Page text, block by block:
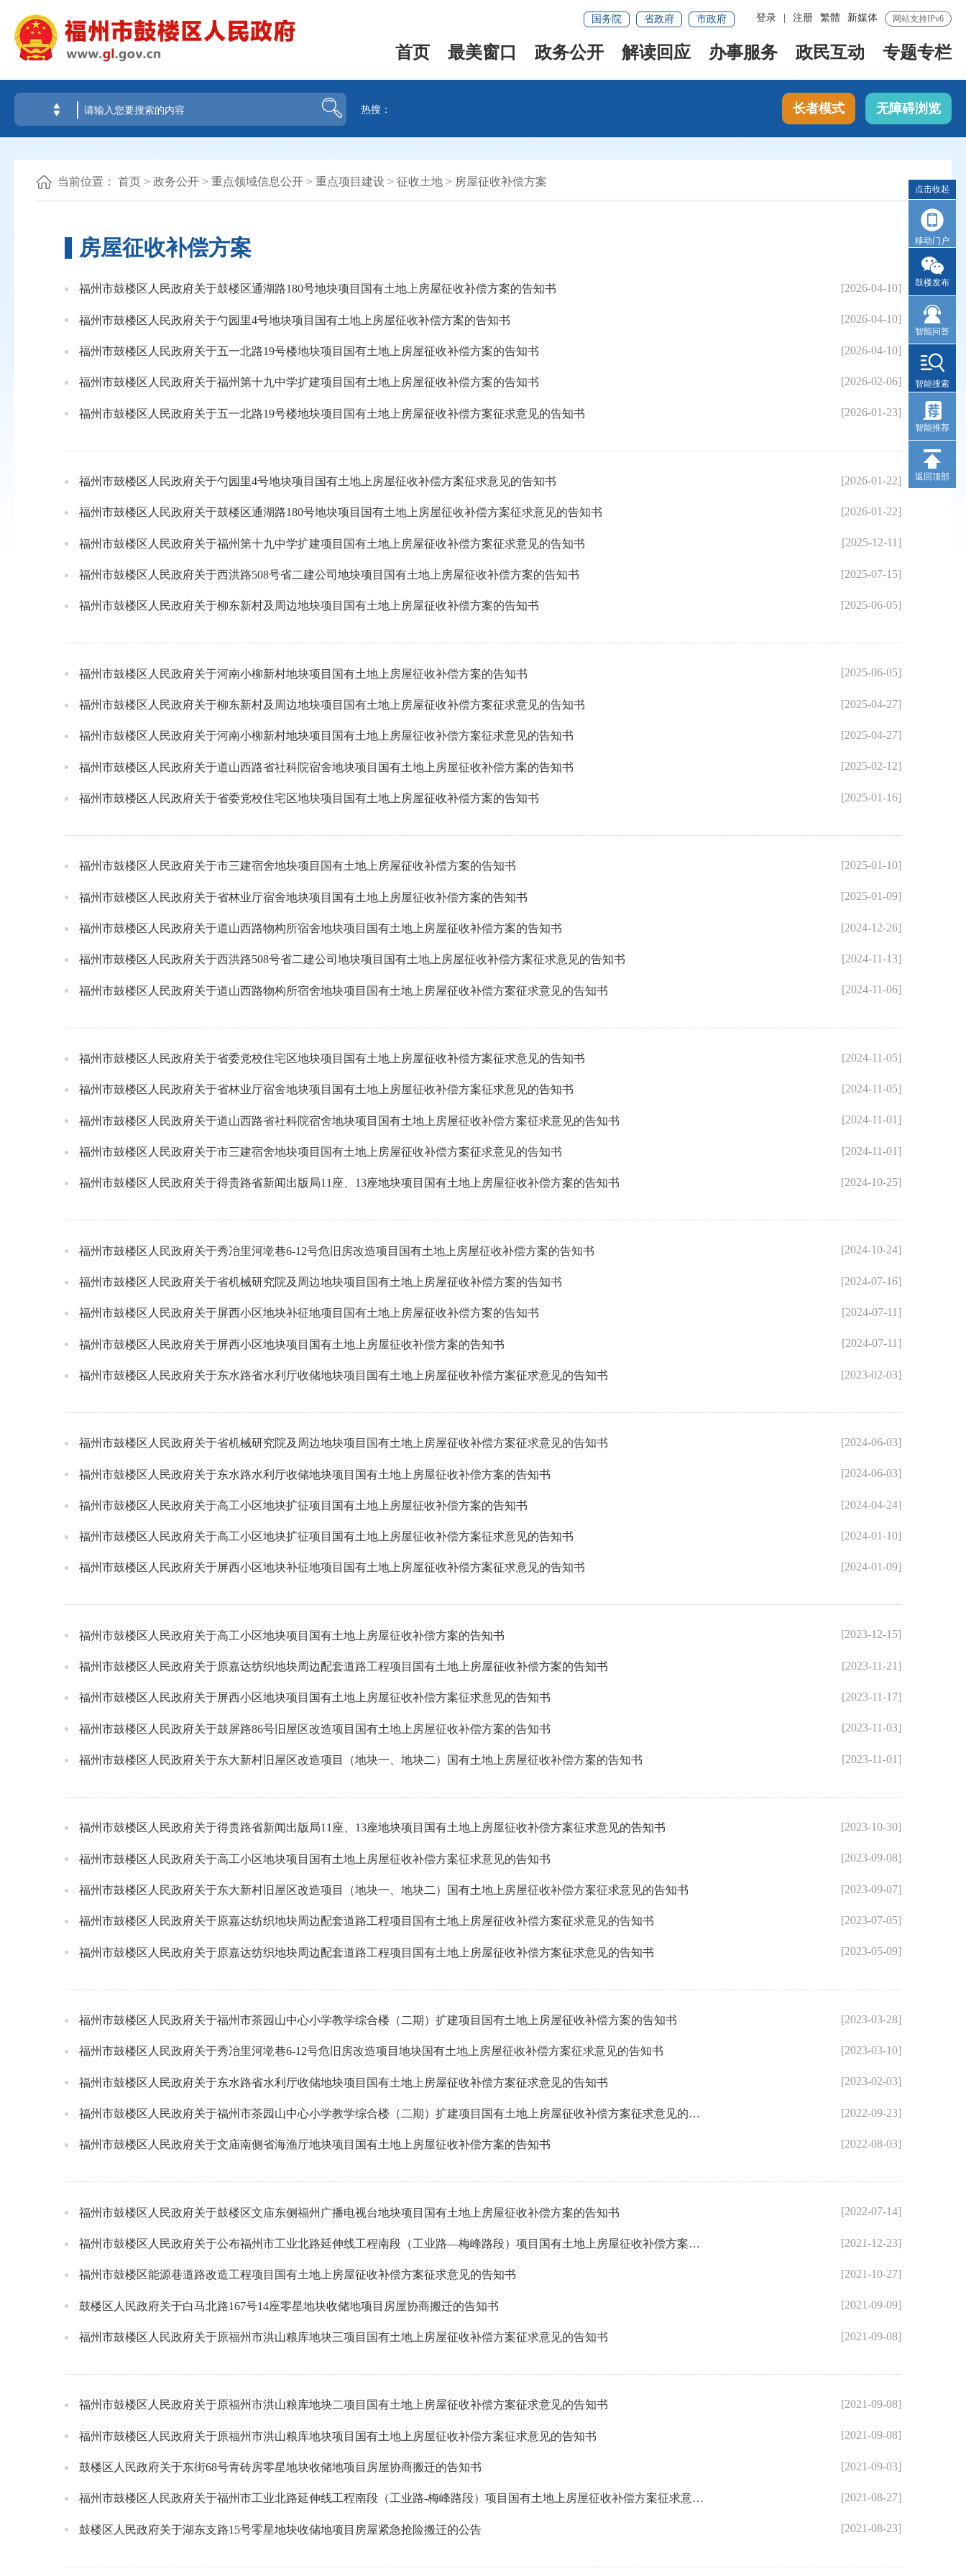
网站支持IPv6
新媒体
繁體
登录 注册
国务院 省政府 市政府
首页 最美窗口 政务公开 解读回应 办事服务 政民互动 专题专栏
热搜： 长者模式 无障碍浏览
当前位置： 首页 > 政务公开 > 重点领域信息公开 > 重点项目建设 > 征收土地 > 房屋征收补偿方案
房屋征收补偿方案
[2026-04-10]
福州市鼓楼区人民政府关于鼓楼区通湖路180号地块项目国有土地上房屋征收补偿方案的告知书
[2026-04-10]
福州市鼓楼区人民政府关于勺园里4号地块项目国有土地上房屋征收补偿方案的告知书
[2026-04-10]
福州市鼓楼区人民政府关于五一北路19号楼地块项目国有土地上房屋征收补偿方案的告知书
[2026-02-06]
福州市鼓楼区人民政府关于福州第十九中学扩建项目国有土地上房屋征收补偿方案的告知书
[2026-01-23]
福州市鼓楼区人民政府关于五一北路19号楼地块项目国有土地上房屋征收补偿方案征求意见的告知书
[2026-01-22]
福州市鼓楼区人民政府关于勺园里4号地块项目国有土地上房屋征收补偿方案征求意见的告知书
[2026-01-22]
福州市鼓楼区人民政府关于鼓楼区通湖路180号地块项目国有土地上房屋征收补偿方案征求意见的告知书
[2025-12-11]
福州市鼓楼区人民政府关于福州第十九中学扩建项目国有土地上房屋征收补偿方案征求意见的告知书
[2025-07-15]
福州市鼓楼区人民政府关于西洪路508号省二建公司地块项目国有土地上房屋征收补偿方案的告知书
[2025-06-05]
福州市鼓楼区人民政府关于柳东新村及周边地块项目国有土地上房屋征收补偿方案的告知书
[2025-06-05]
福州市鼓楼区人民政府关于河南小柳新村地块项目国有土地上房屋征收补偿方案的告知书
[2025-04-27]
福州市鼓楼区人民政府关于柳东新村及周边地块项目国有土地上房屋征收补偿方案征求意见的告知书
[2025-04-27]
福州市鼓楼区人民政府关于河南小柳新村地块项目国有土地上房屋征收补偿方案征求意见的告知书
[2025-02-12]
福州市鼓楼区人民政府关于道山西路省社科院宿舍地块项目国有土地上房屋征收补偿方案的告知书
[2025-01-16]
福州市鼓楼区人民政府关于省委党校住宅区地块项目国有土地上房屋征收补偿方案的告知书
[2025-01-10]
福州市鼓楼区人民政府关于市三建宿舍地块项目国有土地上房屋征收补偿方案的告知书
[2025-01-09]
福州市鼓楼区人民政府关于省林业厅宿舍地块项目国有土地上房屋征收补偿方案的告知书
[2024-12-26]
福州市鼓楼区人民政府关于道山西路物构所宿舍地块项目国有土地上房屋征收补偿方案的告知书
[2024-11-13]
福州市鼓楼区人民政府关于西洪路508号省二建公司地块项目国有土地上房屋征收补偿方案征求意见的告知书
[2024-11-06]
福州市鼓楼区人民政府关于道山西路物构所宿舍地块项目国有土地上房屋征收补偿方案征求意见的告知书
[2024-11-05]
福州市鼓楼区人民政府关于省委党校住宅区地块项目国有土地上房屋征收补偿方案征求意见的告知书
[2024-11-05]
福州市鼓楼区人民政府关于省林业厅宿舍地块项目国有土地上房屋征收补偿方案征求意见的告知书
[2024-11-01]
福州市鼓楼区人民政府关于道山西路省社科院宿舍地块项目国有土地上房屋征收补偿方案征求意见的告知书
[2024-11-01]
福州市鼓楼区人民政府关于市三建宿舍地块项目国有土地上房屋征收补偿方案征求意见的告知书
[2024-10-25]
福州市鼓楼区人民政府关于得贵路省新闻出版局11座、13座地块项目国有土地上房屋征收补偿方案的告知书
[2024-10-24]
福州市鼓楼区人民政府关于秀冶里河墘巷6-12号危旧房改造项目国有土地上房屋征收补偿方案的告知书
[2024-07-16]
福州市鼓楼区人民政府关于省机械研究院及周边地块项目国有土地上房屋征收补偿方案的告知书
[2024-07-11]
福州市鼓楼区人民政府关于屏西小区地块补征地项目国有土地上房屋征收补偿方案的告知书
[2024-07-11]
福州市鼓楼区人民政府关于屏西小区地块项目国有土地上房屋征收补偿方案的告知书
[2023-02-03]
福州市鼓楼区人民政府关于东水路省水利厅收储地块项目国有土地上房屋征收补偿方案征求意见的告知书
[2024-06-03]
福州市鼓楼区人民政府关于省机械研究院及周边地块项目国有土地上房屋征收补偿方案征求意见的告知书
[2024-06-03]
福州市鼓楼区人民政府关于东水路水利厅收储地块项目国有土地上房屋征收补偿方案的告知书
[2024-04-24]
福州市鼓楼区人民政府关于高工小区地块扩征项目国有土地上房屋征收补偿方案的告知书
[2024-01-10]
福州市鼓楼区人民政府关于高工小区地块扩征项目国有土地上房屋征收补偿方案征求意见的告知书
[2024-01-09]
福州市鼓楼区人民政府关于屏西小区地块补征地项目国有土地上房屋征收补偿方案征求意见的告知书
[2023-12-15]
福州市鼓楼区人民政府关于高工小区地块项目国有土地上房屋征收补偿方案的告知书
[2023-11-21]
福州市鼓楼区人民政府关于原嘉达纺织地块周边配套道路工程项目国有土地上房屋征收补偿方案的告知书
[2023-11-17]
福州市鼓楼区人民政府关于屏西小区地块项目国有土地上房屋征收补偿方案征求意见的告知书
[2023-11-03]
福州市鼓楼区人民政府关于鼓屏路86号旧屋区改造项目国有土地上房屋征收补偿方案的告知书
[2023-11-01]
福州市鼓楼区人民政府关于东大新村旧屋区改造项目（地块一、地块二）国有土地上房屋征收补偿方案的告知书
[2023-10-30]
福州市鼓楼区人民政府关于得贵路省新闻出版局11座、13座地块项目国有土地上房屋征收补偿方案征求意见的告知书
[2023-09-08]
福州市鼓楼区人民政府关于高工小区地块项目国有土地上房屋征收补偿方案征求意见的告知书
[2023-09-07]
福州市鼓楼区人民政府关于东大新村旧屋区改造项目（地块一、地块二）国有土地上房屋征收补偿方案征求意见的告知书
[2023-07-05]
福州市鼓楼区人民政府关于原嘉达纺织地块周边配套道路工程项目国有土地上房屋征收补偿方案征求意见的告知书
[2023-05-09]
福州市鼓楼区人民政府关于原嘉达纺织地块周边配套道路工程项目国有土地上房屋征收补偿方案征求意见的告知书
[2023-03-28]
福州市鼓楼区人民政府关于福州市茶园山中心小学教学综合楼（二期）扩建项目国有土地上房屋征收补偿方案的告知书
[2023-03-10]
福州市鼓楼区人民政府关于秀冶里河墘巷6-12号危旧房改造项目地块国有土地上房屋征收补偿方案征求意见的告知书
[2023-02-03]
福州市鼓楼区人民政府关于东水路省水利厅收储地块项目国有土地上房屋征收补偿方案征求意见的告知书
[2022-09-23]
福州市鼓楼区人民政府关于福州市茶园山中心小学教学综合楼（二期）扩建项目国有土地上房屋征收补偿方案征求意见的告知书
[2022-08-03]
福州市鼓楼区人民政府关于文庙南侧省海渔厅地块项目国有土地上房屋征收补偿方案的告知书
[2022-07-14]
福州市鼓楼区人民政府关于鼓楼区文庙东侧福州广播电视台地块项目国有土地上房屋征收补偿方案的告知书
[2021-12-23]
福州市鼓楼区人民政府关于公布福州市工业北路延伸线工程南段（工业路—梅峰路段）项目国有土地上房屋征收补偿方案的告知书
[2021-10-27]
福州市鼓楼区能源巷道路改造工程项目国有土地上房屋征收补偿方案征求意见的告知书
[2021-09-09]
鼓楼区人民政府关于白马北路167号14座零星地块收储地项目房屋协商搬迁的告知书
[2021-09-08]
福州市鼓楼区人民政府关于原福州市洪山粮库地块三项目国有土地上房屋征收补偿方案征求意见的告知书
[2021-09-08]
福州市鼓楼区人民政府关于原福州市洪山粮库地块二项目国有土地上房屋征收补偿方案征求意见的告知书
[2021-09-08]
福州市鼓楼区人民政府关于原福州市洪山粮库地块项目国有土地上房屋征收补偿方案征求意见的告知书
[2021-09-03]
鼓楼区人民政府关于东街68号青砖房零星地块收储地项目房屋协商搬迁的告知书
[2021-08-27]
福州市鼓楼区人民政府关于福州市工业北路延伸线工程南段（工业路-梅峰路段）项目国有土地上房屋征收补偿方案征求意见的告知书
[2021-08-23]
鼓楼区人民政府关于湖东支路15号零星地块收储地项目房屋紧急抢险搬迁的公告
点击收起
移动门户
鼓楼发布
智能问答
智能搜索
智能推荐
返回顶部